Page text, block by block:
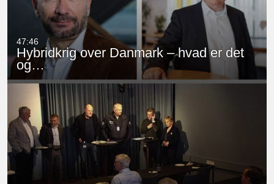
47:46
Hybridkrig over Danmark – hvad er det
og…